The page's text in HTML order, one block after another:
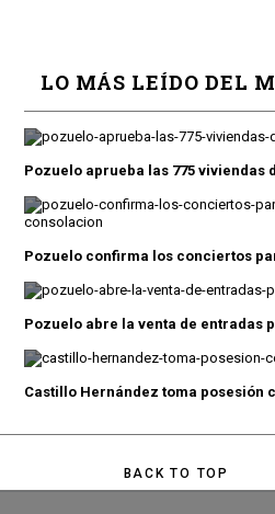
LO MÁS LEÍDO DEL
Pozuelo aprueba las 775 viviendas
Pozuelo confirma los conciertos
Pozuelo abre la venta de entradas
Castillo Hernández toma posesión
BACK TO TOP